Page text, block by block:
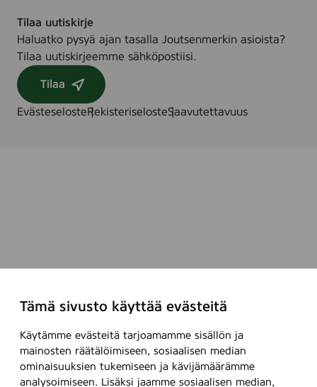
Tämä sivusto käyttää evästeitä
Käytämme evästeitä tarjoamamme sisällön ja
mainosten räätälöimiseen, sosiaalisen median
ominaisuuksien tukemiseen ja kävijämäärämme
analysoimiseen. Lisäksi jaamme sosiaalisen median,
Tilaa uutiskirje
Haluatko pysyä ajan tasalla Joutsenmerkin asioista?
Tilaa uutiskirjeemme sähköpostiisi.
Tilaa
EvästeselosteRekisteriselosteSaavutettavuus